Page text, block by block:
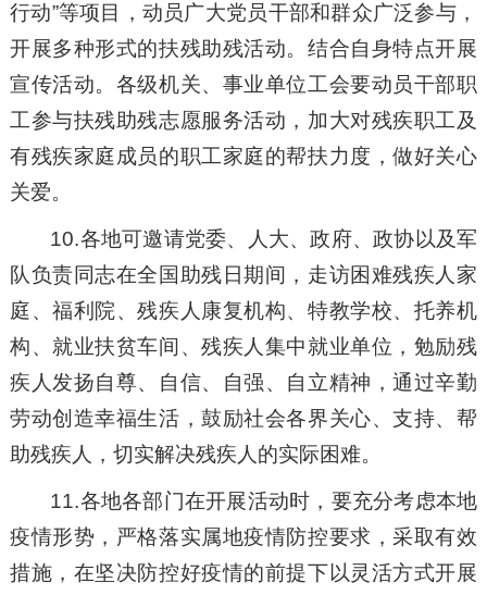
行动”等项目，动员广大党员干部和群众广泛参与，
开展多种形式的扶残助残活动。结合自身特点开展
宣传活动。各级机关、事业单位工会要动员干部职
工参与扶残助残志愿服务活动，加大对残疾职工及
有残疾家庭成员的职工家庭的帮扶力度，做好关心
关爱。
10.各地可邀请党委、人大、政府、政协以及军
队负责同志在全国助残日期间，走访困难残疾人家
庭、福利院、残疾人康复机构、特教学校、托养机
构、就业扶贫车间、残疾人集中就业单位，勉励残
疾人发扬自尊、自信、自强、自立精神，通过辛勤
劳动创造幸福生活，鼓励社会各界关心、支持、帮
助残疾人，切实解决残疾人的实际困难。
11.各地各部门在开展活动时，要充分考虑本地
疫情形势，严格落实属地疫情防控要求，采取有效
措施，在坚决防控好疫情的前提下以灵活方式开展